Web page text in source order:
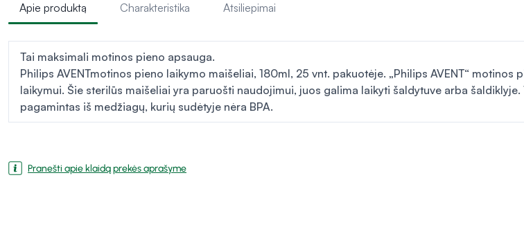
Apie produktą Charakteristika Atsiliepimai
Tai maksimali motinos pieno apsauga.
Philips AVENTmotinos pieno laikymo maišeliai, 180ml, 25 vnt. pakuotėje. „Philips AVENT“
laikymui. Šie sterilūs maišeliai yra paruošti naudojimui, juos galima laikyti šaldytuve arba
pagamintas iš medžiagų, kurių sudėtyje nėra BPA.
Pranešti apie klaidą prekės aprašyme